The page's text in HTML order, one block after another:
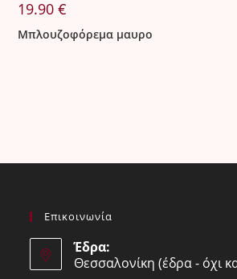
19.90€
Μπλουζοφόρεμα μαυρο
Επικοινωνία
Έδρα:
Θεσσαλονίκη (έδρα - όχι